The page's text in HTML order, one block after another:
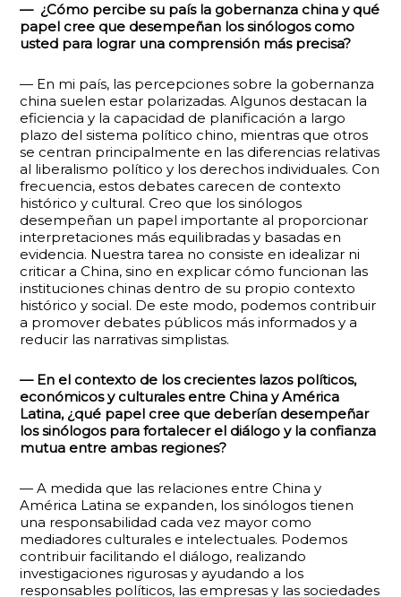
— ¿Cómo percibe su país la gobernanza china y qué
papel cree que desempeñan los sinólogos como
usted para lograr una comprensión más precisa?
— En mi país, las percepciones sobre la gobernanza
china suelen estar polarizadas. Algunos destacan la
eficiencia y la capacidad de planificación a largo
plazo del sistema político chino, mientras que otros
se centran principalmente en las diferencias relativas
al liberalismo político y los derechos individuales. Con
frecuencia, estos debates carecen de contexto
histórico y cultural. Creo que los sinólogos
desempeñan un papel importante al proporcionar
interpretaciones más equilibradas y basadas en
evidencia. Nuestra tarea no consiste en idealizar ni
criticar a China, sino en explicar cómo funcionan las
instituciones chinas dentro de su propio contexto
histórico y social. De este modo, podemos contribuir
a promover debates públicos más informados y a
reducir las narrativas simplistas.
— En el contexto de los crecientes lazos políticos,
económicos y culturales entre China y América
Latina, ¿qué papel cree que deberían desempeñar
los sinólogos para fortalecer el diálogo y la confianza
mutua entre ambas regiones?
— A medida que las relaciones entre China y
América Latina se expanden, los sinólogos tienen
una responsabilidad cada vez mayor como
mediadores culturales e intelectuales. Podemos
contribuir facilitando el diálogo, realizando
investigaciones rigurosas y ayudando a los
responsables políticos, las empresas y las sociedades